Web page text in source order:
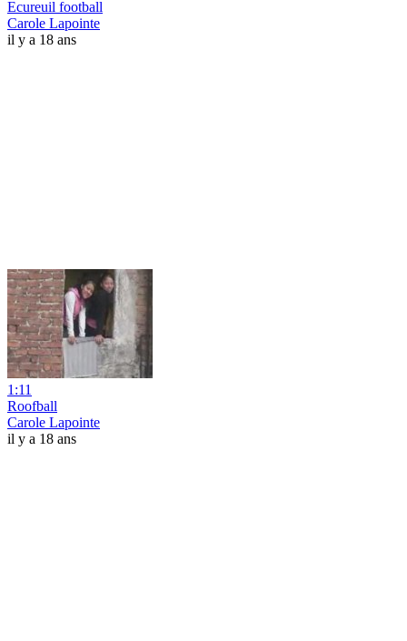
Ecureuil football
Carole Lapointe
il y a 18 ans
1:11
Roofball
Carole Lapointe
il y a 18 ans